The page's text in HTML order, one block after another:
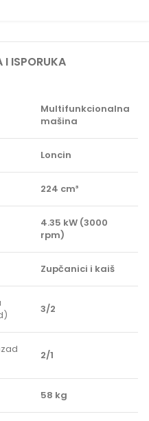
I ISPORUKA
Multifunkcionalna
mašina
Loncin
224 cm³
4.35 kW (3000
rpm)
Zupčanici i kaiš
3/2
2/1
58 kg